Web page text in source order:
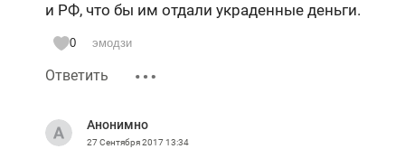
и РФ, что бы им отдали украденные деньги.
0 эмодзи
Ответить
Анонимно
27 Сентября 201713:34